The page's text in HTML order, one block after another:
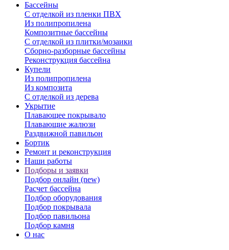
Бассейны
С отделкой из пленки ПВХ
Из полипропилена
Композитные бассейны
С отделкой из плитки/мозаики
Сборно-разборные бассейны
Реконструкция бассейна
Купели
Из полипропилена
Из композита
С отделкой из дерева
Укрытие
Плавающее покрывало
Плавающие жалюзи
Раздвижной павильон
Бортик
Ремонт и реконструкция
Наши работы
Подборы и заявки
Подбор онлайн (new)
Расчет бассейна
Подбор оборудования
Подбор покрывала
Подбор павильона
Подбор камня
О нас